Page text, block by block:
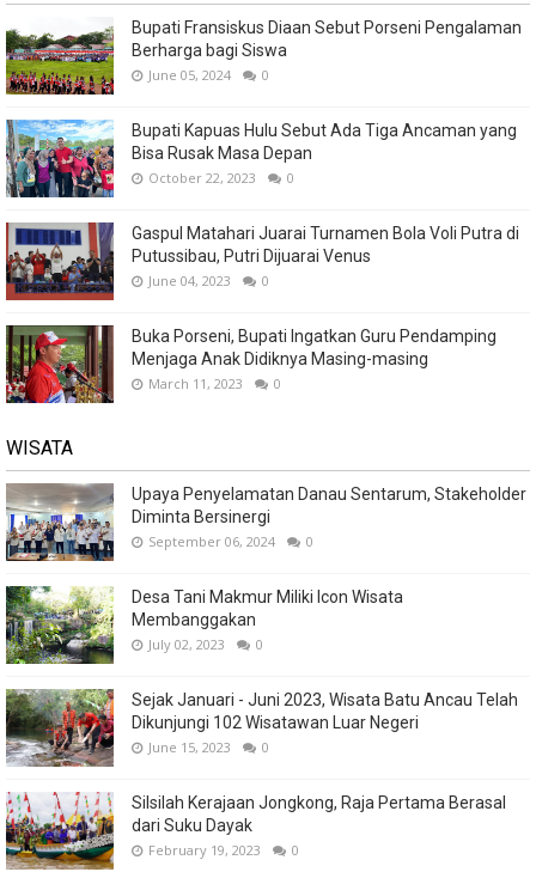
Bupati Fransiskus Diaan Sebut Porseni Pengalaman
Berharga bagi Siswa
June 05, 2024 0
Bupati Kapuas Hulu Sebut Ada Tiga Ancaman yang
Bisa Rusak Masa Depan
October 22, 2023 0
Gaspul Matahari Juarai Turnamen Bola Voli Putra di
Putussibau, Putri Dijuarai Venus
June 04, 2023 0
Buka Porseni, Bupati Ingatkan Guru Pendamping
Menjaga Anak Didiknya Masing-masing
March 11, 2023 0
WISATA
Upaya Penyelamatan Danau Sentarum, Stakeholder
Diminta Bersinergi
September 06, 2024 0
Desa Tani Makmur Miliki Icon Wisata
Membanggakan
July 02, 2023 0
Sejak Januari - Juni 2023, Wisata Batu Ancau Telah
Dikunjungi 102 Wisatawan Luar Negeri
June 15, 2023 0
Silsilah Kerajaan Jongkong, Raja Pertama Berasal
dari Suku Dayak
February 19, 2023 0